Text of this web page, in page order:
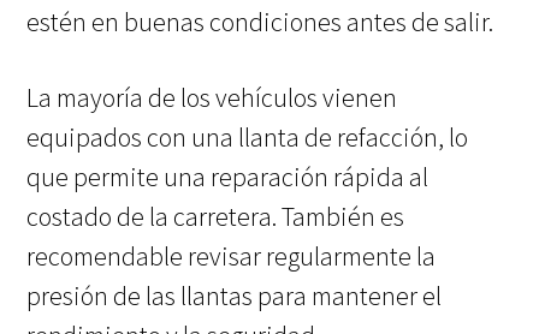
estén en buenas condiciones antes de salir.
La mayoría de los vehículos vienen
equipados con una llanta de refacción, lo
que permite una reparación rápida al
costado de la carretera. También es
recomendable revisar regularmente la
presión de las llantas para mantener el